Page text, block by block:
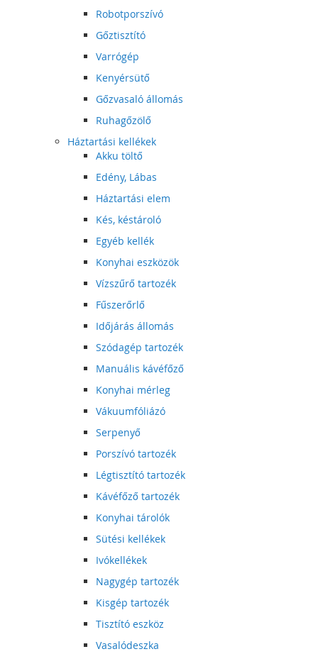
Robotporszívó
Gőztisztító
Varrógép
Kenyérsütő
Gőzvasaló állomás
Ruhagőzölő
Háztartási kellékek
Akku töltő
Edény, Lábas
Háztartási elem
Kés, késtároló
Egyéb kellék
Konyhai eszközök
Vízszűrő tartozék
Fűszerőrlő
Időjárás állomás
Szódagép tartozék
Manuális kávéfőző
Konyhai mérleg
Vákuumfóliázó
Serpenyő
Porszívó tartozék
Légtisztító tartozék
Kávéfőző tartozék
Konyhai tárolók
Sütési kellékek
Ivókellékek
Nagygép tartozék
Kisgép tartozék
Tisztító eszköz
Vasalódeszka